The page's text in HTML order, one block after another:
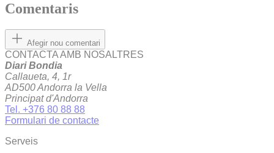
Comentaris
Afegir nou comentari
CONTACTA AMB NOSALTRES
Diari Bondia
Callaueta, 4, 1r
AD500 Andorra la Vella
Principat d'Andorra
Tel. +376 80 88 88
Formulari de contacte
Serveis